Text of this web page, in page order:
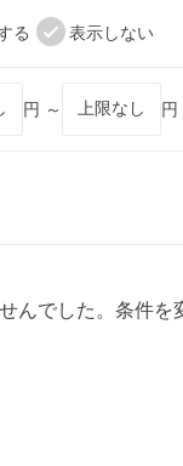
る 表示しない
円 ～ 円
んでした。条件を